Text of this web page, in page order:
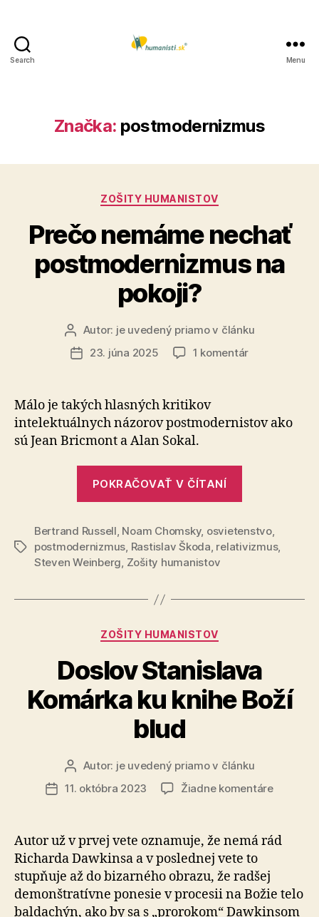
Search Menu
Značka: postmodernizmus
Kategórie
ZOŠITY HUMANISTOV
Prečo nemáme nechať
postmodernizmus na
pokoji?
Autor
článku
Autor: je uvedený priamo v článku
Dátum
23. júna 2025 1 komentárna
na
Málo je takých hlasných kritikov
intelektuálnych názorov postmodernistov ako
sú Jean Bricmont a Alan Sokal.
POKRAČOVAŤ V ČÍTANÍ
na
Značky
Bertrand Russell, Noam Chomsky, osvietenstvo,
postmodernizmus, Rastislav Škoda, relativizmus,
Steven Weinberg, Zošity humanistov
Kategórie
ZOŠITY HUMANISTOV
Doslov Stanislava
Komárka ku knihe Boží
blud
Autor
článku
Autor: je uvedený priamo v článku
Dátum
11. októbra 2023 Žiadne komentárena
Komárka
blud
Autor už v prvej vete oznamuje, že nemá rád
Richarda Dawkinsa a v poslednej vete to
stupňuje až do bizarného obrazu, že radšej
demon­štra­tívne ponesie v procesii na Božie telo
baldachýn, ako by sa s „prorokom“ Dawkinsom